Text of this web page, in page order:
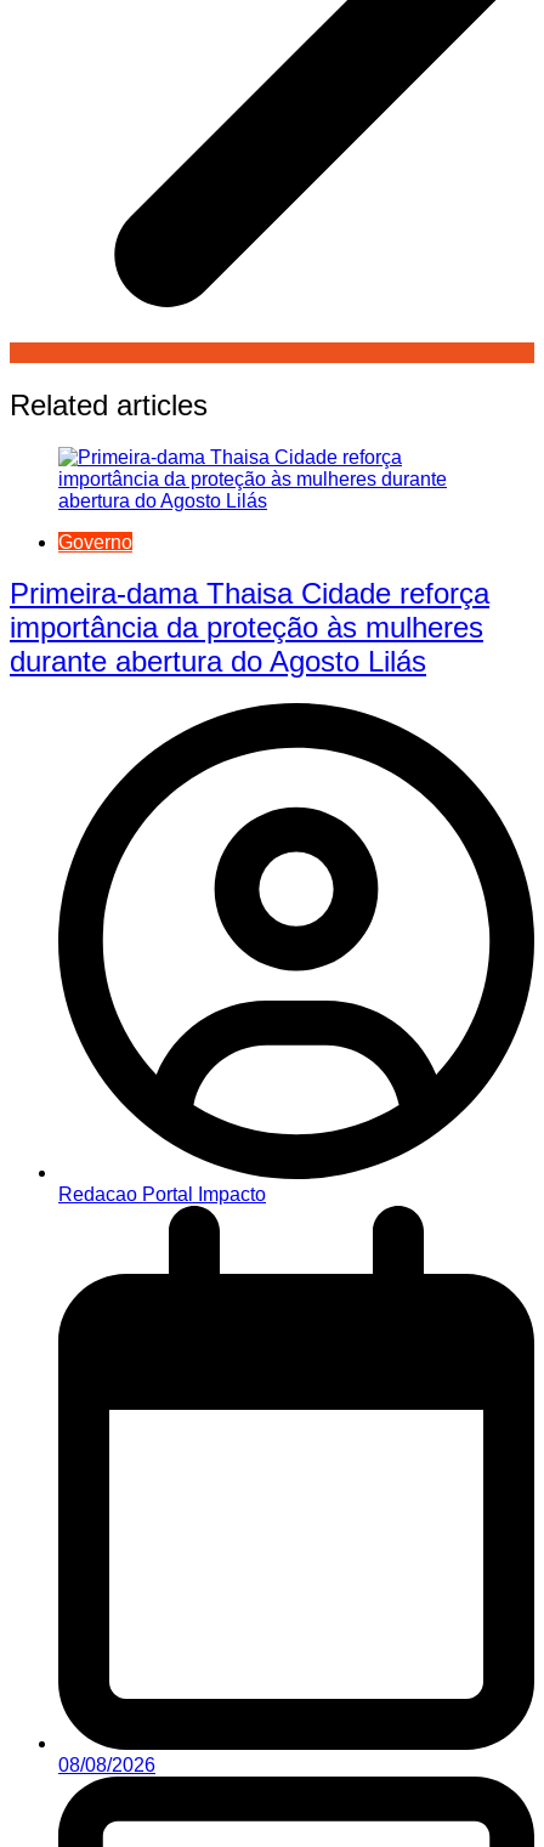
Related articles
Governo
Primeira-dama Thaisa Cidade reforça
importância da proteção às mulheres
durante abertura do Agosto Lilás
Redacao Portal Impacto
08/08/2026